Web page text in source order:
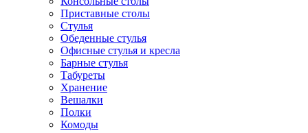
Приставные столы
Стулья
Обеденные стулья
Офисные стулья и кресла
Барные стулья
Табуреты
Хранение
Вешалки
Полки
Комоды